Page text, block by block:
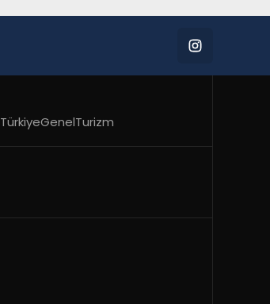
TürkiyeGenelTurizm